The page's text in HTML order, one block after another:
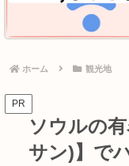
ホーム 観光地
PR
ソウルの
サン)】で